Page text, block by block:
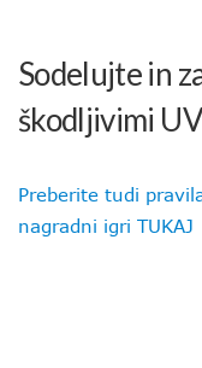
Sodelujte in
škodljivimi
Preberite tudi
nagradni igri TUKAJ